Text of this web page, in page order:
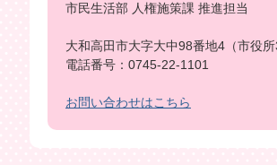
市民生活部 人権施策課 推進担当
大和高田市大字大中98番地4（市役
電話番号：0745-22-1101
お問い合わせはこちら